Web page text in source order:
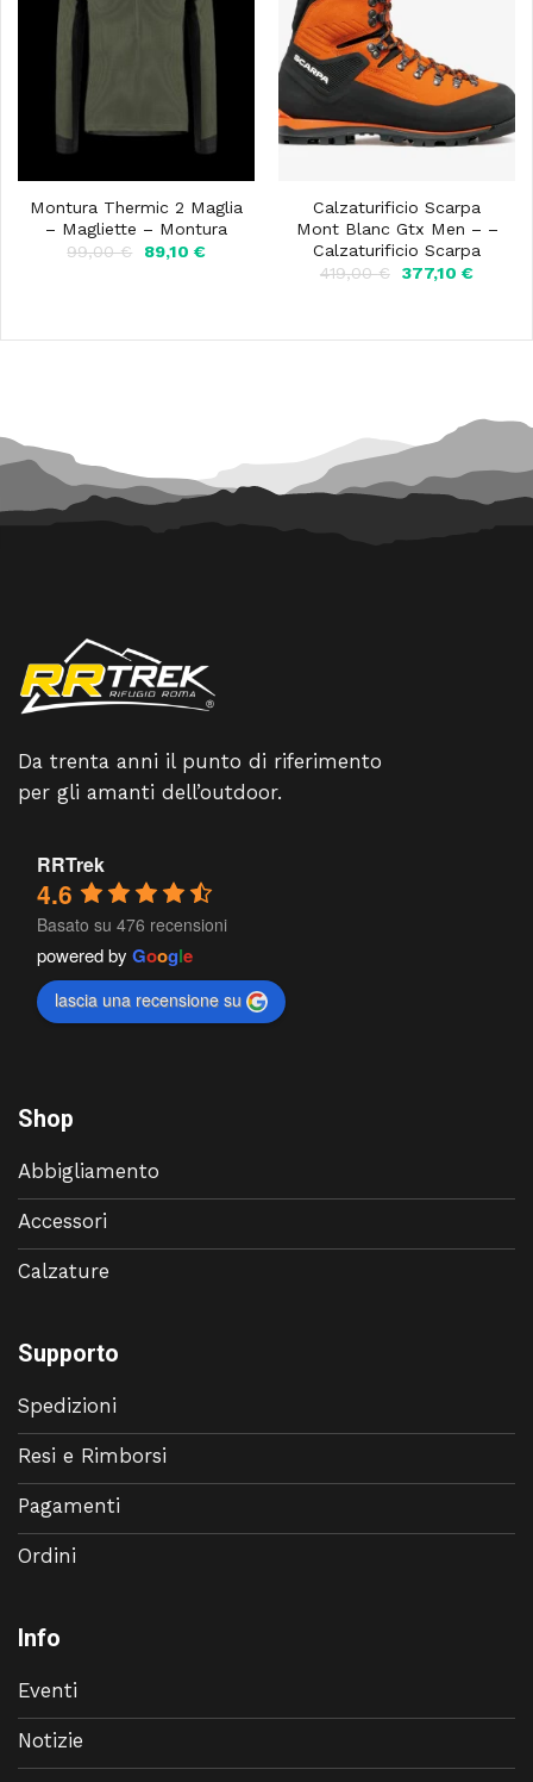
Montura Thermic 2 Maglia
– Magliette – Montura
99,00€
Il
89,10 €Il
Calzaturificio Scarpa
Mont Blanc Gtx Men – –
Calzaturificio Scarpa
419,00€
Il
419,00 €.
377,10€Il
377,10
Da trenta anni il punto di riferimento
per gli amanti dell’outdoor.
RRTrek
4.6
Basato su 476 recensioni
powered by Google
lascia una recensione su
Shop
Abbigliamento
Accessori
Calzature
Supporto
Spedizioni
Resi e Rimborsi
Pagamenti
Ordini
Info
Eventi
Notizie